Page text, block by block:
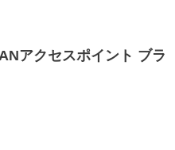
アクセスポイント ブラ